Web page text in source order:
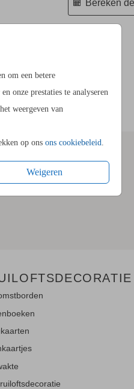
om een betere
onze prestaties te analyseren
weergeven van
op ons ons cookiebeleid.
Weigeren
Bereken